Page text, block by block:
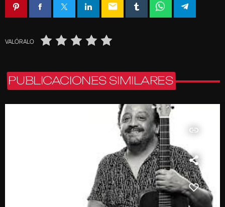
email
VALÓRALO
PUBLICACIONES SIMILARES
insert_link